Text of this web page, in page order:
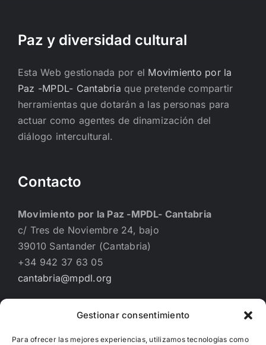
Gestionar consentimiento
Para ofrecer las mejores experiencias, utilizamos tecnologías como
Paz y diversidad cultural
Esta Web gestionada por el Movimiento por la
Paz -MPDL- Cantabria que pretende compartir
herramientas que dotarán a las personas para
actuar como agentes de dinamización del
diálogo intercultural.
Contacto
Movimiento por la Paz -MPDL- Cantabria
c/ Tres de Noviembre 24, bajo
39010 Santander (Cantabria)
+34 942 37 63 05
cantabria@mpdl.org
Financiado por